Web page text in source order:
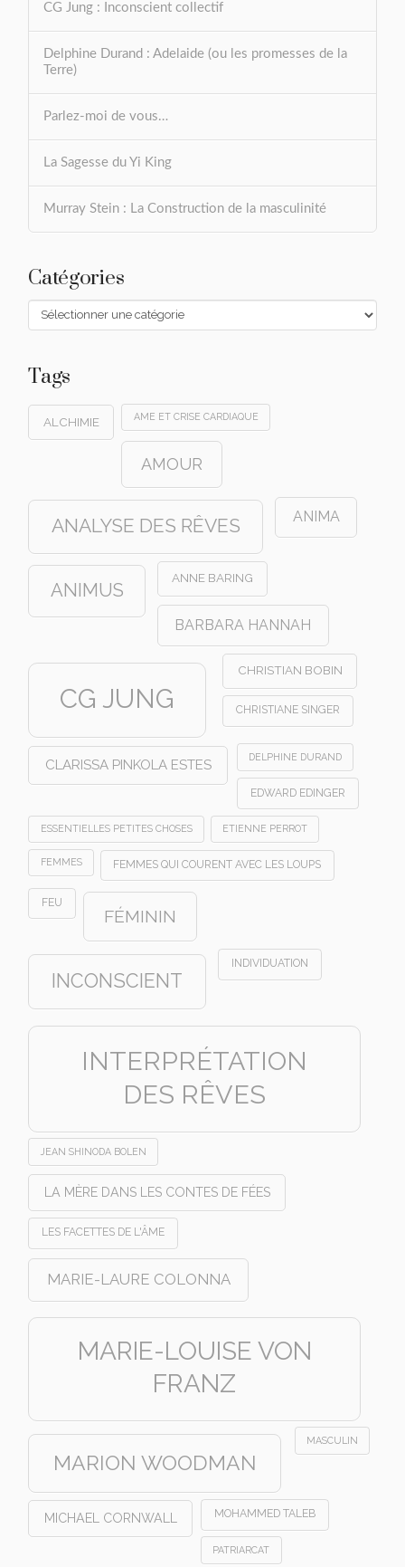
CG Jung : Inconscient collectif
Delphine Durand : Adelaide (ou les promesses de la
Terre)
Parlez-moi de vous…
La Sagesse du Yi King
Murray Stein : La Construction de la masculinité
Catégories
Catégories
Tags
ALCHIMIE AME ET CRISE CARDIAQUE
AMOUR
ANALYSE DES RÊVES ANIMA
ANIMUS
ANNE BARING
BARBARA HANNAH
CG JUNG
CHRISTIAN BOBIN
CHRISTIANE SINGER
CLARISSA PINKOLA ESTES DELPHINE DURAND
EDWARD EDINGER
ESSENTIELLES PETITES CHOSES ETIENNE PERROT
FEMMES FEMMES QUI COURENT AVEC LES LOUPS
FEU
FÉMININ
INCONSCIENT
INDIVIDUATION
INTERPRÉTATION
DES RÊVES
JEAN SHINODA BOLEN
LA MÈRE DANS LES CONTES DE FÉES
LES FACETTES DE L'ÂME
MARIE-LAURE COLONNA
MARIE-LOUISE VON
FRANZ
MARION WOODMAN
MASCULIN
MICHAEL CORNWALL MOHAMMED TALEB
PATRIARCAT